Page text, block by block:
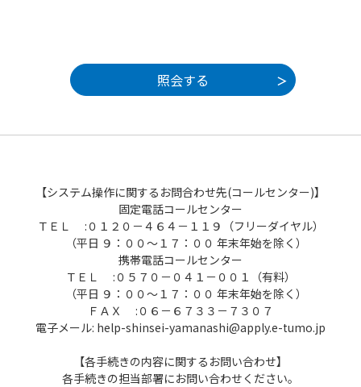
【システム操作に関するお問合わせ先(コールセンター)】
固定電話コールセンター
ＴＥＬ :０１２０－４６４－１１９（フリーダイヤル）
（平日 ９：００～１７：００ 年末年始を除く）
携帯電話コールセンター
ＴＥＬ :０５７０－０４１－００１（有料）
（平日 ９：００～１７：００ 年末年始を除く）
ＦＡＸ :０６－６７３３－７３０７
電子メール: help-shinsei-yamanashi@apply.e-tumo.jp
【各手続きの内容に関するお問い合わせ】
各手続きの担当部署にお問い合わせください。